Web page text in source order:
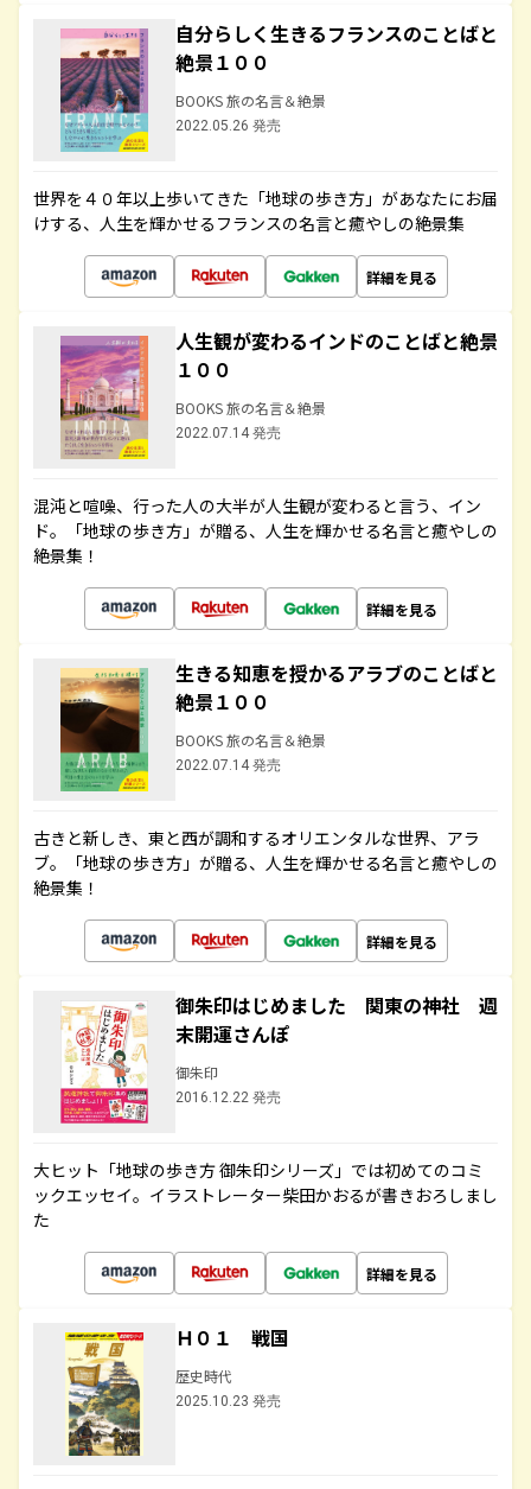
自分らしく生きるフランスのことばと
絶景１００
BOOKS 旅の名言＆絶景
2022.05.26 発売
世界を４０年以上歩いてきた「地球の歩き方」があなたにお届
けする、人生を輝かせるフランスの名言と癒やしの絶景集
詳細を見る
人生観が変わるインドのことばと絶景
１００
BOOKS 旅の名言＆絶景
2022.07.14 発売
混沌と喧噪、行った人の大半が人生観が変わると言う、イン
ド。「地球の歩き方」が贈る、人生を輝かせる名言と癒やしの
絶景集！
詳細を見る
生きる知恵を授かるアラブのことばと
絶景１００
BOOKS 旅の名言＆絶景
2022.07.14 発売
古きと新しき、東と西が調和するオリエンタルな世界、アラ
ブ。「地球の歩き方」が贈る、人生を輝かせる名言と癒やしの
絶景集！
詳細を見る
御朱印はじめました 関東の神社 週
末開運さんぽ
御朱印
2016.12.22 発売
大ヒット「地球の歩き方 御朱印シリーズ」では初めてのコミ
ックエッセイ。イラストレーター柴田かおるが書きおろしまし
た
詳細を見る
Ｈ０１ 戦国
歴史時代
2025.10.23 発売